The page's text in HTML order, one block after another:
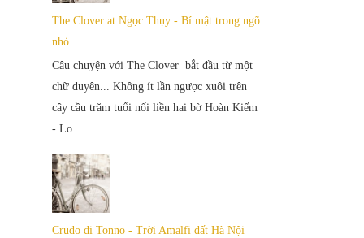
The Clover at Ngọc Thụy - Bí mật trong ngõ
nhỏ
Câu chuyện với The Clover bắt đầu từ một
chữ duyên... Không ít lần ngược xuôi trên
cây cầu trăm tuổi nối liền hai bờ Hoàn Kiếm
- Lo...
Crudo di Tonno - Trời Amalfi đất Hà Nội